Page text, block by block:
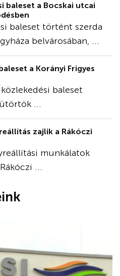
baleset a Bocskai utcai
baleset történt szerda
belvárosában, ...
a Korányi Frigyes
baleset
...
zajlik a Rákóczi
munkálatok
...